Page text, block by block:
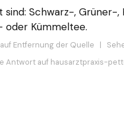
sind: Schwarz-, Grüner-,
oder Kümmeltee.
Entfernung der Quelle |
Antwort auf hausarztpraxis-